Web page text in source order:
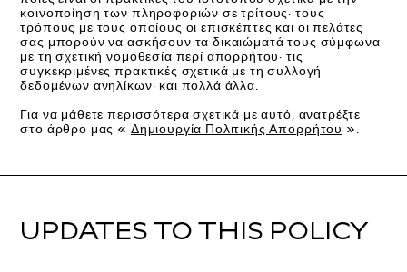
κοινοποίηση των πληροφοριών σε τρίτους· τους
τρόπους με τους οποίους οι επισκέπτες και οι πελάτες
σας μπορούν να ασκήσουν τα δικαιώματά τους σύμφωνα
με τη σχετική νομοθεσία περί απορρήτου· τις
συγκεκριμένες πρακτικές σχετικά με τη συλλογή
δεδομένων ανηλίκων· και πολλά άλλα.
Για να μάθετε περισσότερα σχετικά με αυτό, ανατρέξτε
στο άρθρο μας « Δημιουργία Πολιτικής Απορρήτου ».
UPDATES TO THIS POLICY